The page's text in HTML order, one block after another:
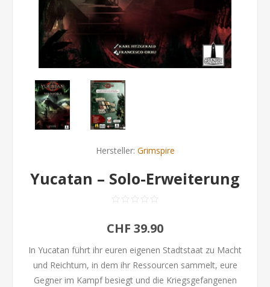
Hersteller: Grimspire
Yucatan – Solo-Erweiterung
CHF 39.90
In Yucatan führt ihr euren eigenen Stadtstaat zu Macht
und Reichtum, in dem ihr Ressourcen sammelt, eure
Gegner im Kampf besiegt und die Kriegsgefangenen